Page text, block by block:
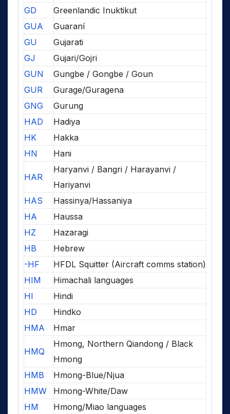
GD
Greenlandic Inuktikut
GUA
Guaraní
GU
Gujarati
GJ
Gujari/Gojri
GUN
Gungbe / Gongbe / Goun
GUR
Gurage/Guragena
GNG
Gurung
HAD
Hadiya
HK
Hakka
HN
Hani
HAR
Haryanvi / Bangri / Harayanvi /
Hariyanvi
HAS
Hassinya/Hassaniya
HA
Haussa
HZ
Hazaragi
HB
Hebrew
-HF
HFDL Squitter (Aircraft comms station)
HIM
Himachali languages
HI
Hindi
HD
Hindko
HMA
Hmar
HMQ
Hmong, Northern Qiandong / Black
Hmong
HMB
Hmong-Blue/Njua
HMW
Hmong-White/Daw
HM
Hmong/Miao languages